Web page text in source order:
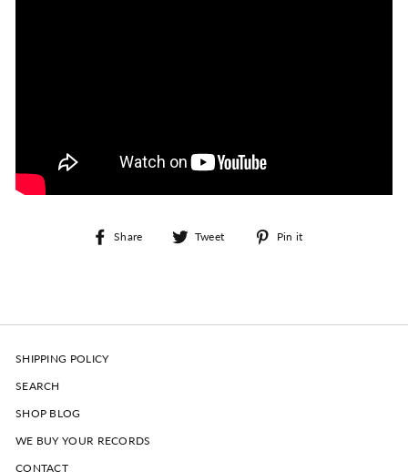
Share
Share
Tweet
Tweet
Pin it
SHIPPING POLICY
SEARCH
SHOP BLOG
WE BUY YOUR RECORDS
CONTACT